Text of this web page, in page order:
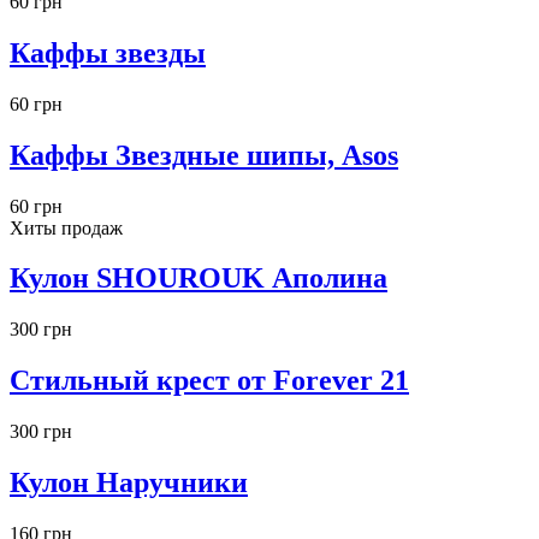
помощью. Мы с радостью доставим желанное Вам
таком случае не составит проблем. Мы все решим сами.
Каффы звезды
60 грн
Каффы Звездные шипы, Asos
60 грн
Хиты продаж
Кулон SHOUROUK Аполина
300 грн
Стильный крест от Forever 21
300 грн
Кулон Наручники
160 грн